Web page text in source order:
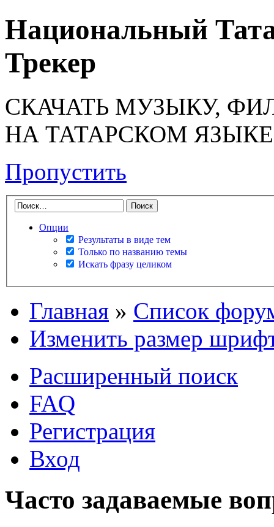
Национальный
Трекер
СКАЧАТЬ МУЗЫКУ,
НА ТАТАРСКОМ ЯЗЫКЕ
Пропустить
Опции
Результаты в виде тем
Только по названию темы
Искать фразу целиком
Главная » Список
Изменить размер
Расширенный поиск
FAQ
Регистрация
Вход
Часто задаваемые